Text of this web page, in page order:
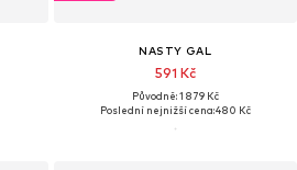
NASTY GAL
591 Kč
Původně: 1 879 Kč
Poslední nejnižší cena:480 Kč